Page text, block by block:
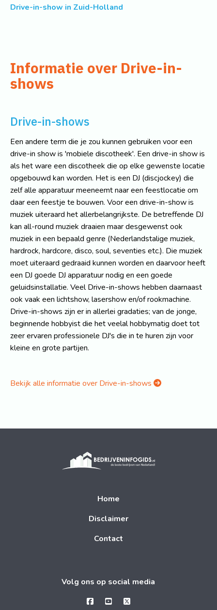
Drive-in-show in Zuid-Holland
Informatie over Drive-in-
shows
Drive-in-shows
Een andere term die je zou kunnen gebruiken voor een
drive-in show is 'mobiele discotheek'. Een drive-in show is
als het ware een discotheek die op elke gewenste locatie
opgebouwd kan worden. Het is een DJ (discjockey) die
zelf alle apparatuur meeneemt naar een feestlocatie om
daar een feestje te bouwen. Voor een drive-in-show is
muziek uiteraard het allerbelangrijkste. De betreffende DJ
kan all-round muziek draaien maar desgewenst ook
muziek in een bepaald genre (Nederlandstalige muziek,
hardrock, hardcore, disco, soul, seventies etc.). Die muziek
moet uiteraard gedraaid kunnen worden en daarvoor heeft
een DJ goede DJ apparatuur nodig en een goede
geluidsinstallatie. Veel Drive-in-shows hebben daarnaast
ook vaak een lichtshow, lasershow en/of rookmachine.
Drive-in-shows zijn er in allerlei gradaties; van de jonge,
beginnende hobbyist die het veelal hobbymatig doet tot
zeer ervaren professionele DJ's die in te huren zijn voor
kleine en grote partijen.
Bekijk alle informatie over Drive-in-shows
Home
Disclaimer
Contact
Volg ons op social media